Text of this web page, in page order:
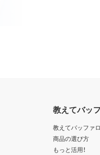
教えてバッ
教えてバッファ
商品の選び方
もっと活用！